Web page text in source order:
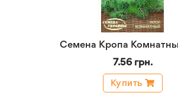
Семена Кропа
7.56 грн.
Купить